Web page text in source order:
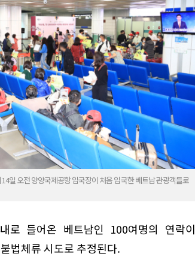
일 오전 양양국제공항 입국장이 처음 입국한 베트남 관광객들로
로 들어온 베트남인 100여명의 연락이
법체류 시도로 추정된다.